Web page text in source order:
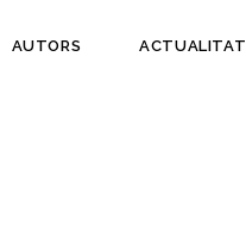
AUTORS ACTUALITAT